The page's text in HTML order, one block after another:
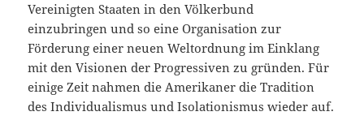
Vereinigten Staaten in den Völkerbund
einzubringen und so eine Organisation zur
Förderung einer neuen Weltordnung im Einklang
mit den Visionen der Progressiven zu gründen. Für
einige Zeit nahmen die Amerikaner die Tradition
des Individualismus und Isolationismus wieder auf.